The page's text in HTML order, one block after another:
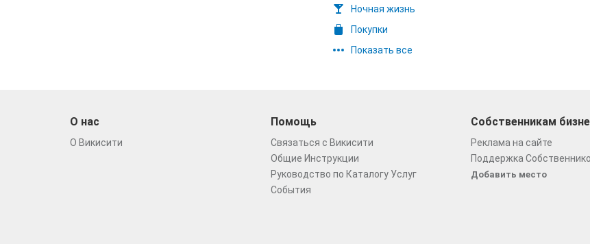
Ночная жизнь
Покупки
Показать все
О нас
О Викисити
Помощь
Связаться с Викисити
Общие Инструкции
Руководство по Каталогу Услуг
События
Собственникам
Реклама на сайте
Поддержка
Добавить место